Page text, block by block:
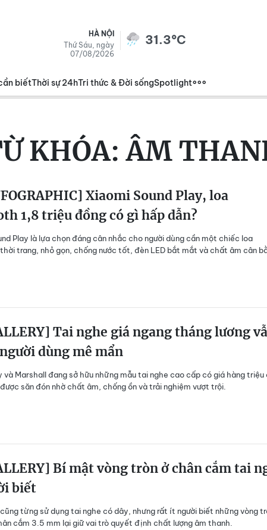
HÀ NỘI
Thứ Sáu, ngày
07/08/2026
31.3°C
biếtThời sự 24hTri thức & Đời sốngSpotlight
KHÓA:ÂM
Xiaomi Sound Play, loa
1,8 triệu đồng có gì hấp dẫn?
Play là lựa chọn đáng cân nhắc cho người dùng cần một chiếc loa
trang, nhỏ gọn, chống nước tốt, đèn LED bắt mắt và chất âm cân
Tai nghe giá ngang tháng lương
dùng mê mẩn
và Marshall đang sở hữu những mẫu tai nghe cao cấp có giá hàng triệu
săn đón nhờ chất âm, chống ồn và trải nghiệm vượt trội.
Bí mật vòng tròn ở chân cắm tai
biết
cũng từng sử dụng tai nghe có dây, nhưng rất ít người biết những vòng
cắm 3.5 mm lại giữ vai trò quyết định chất lượng âm thanh.